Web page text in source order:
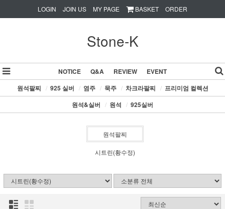
LOGIN JOIN US MY PAGE BASKET ORDER
Stone-K
NOTICE Q&A REVIEW
EVENT
원석팔찌 / 925 실버 / 염주 / 묵주 / 차크라팔찌 / 프리미엄 컬렉션
원석&실버 / 원석 / 925실버
원석팔찌
시트린(황수정)